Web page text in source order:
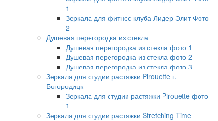
1
Зеркала для фитнес клуба Лидер Элит Фото
2
Душевая перегородка из стекла
Душевая перегородка из стекла фото 1
Душевая перегородка из стекла фото 2
Душевая перегородка из стекла фото 3
Зеркала для студии растяжки Pirouette г.
Богородицк
Зеркала для студии растяжки Pirouette фото
1
Зеркала для студии растяжки Stretching Time